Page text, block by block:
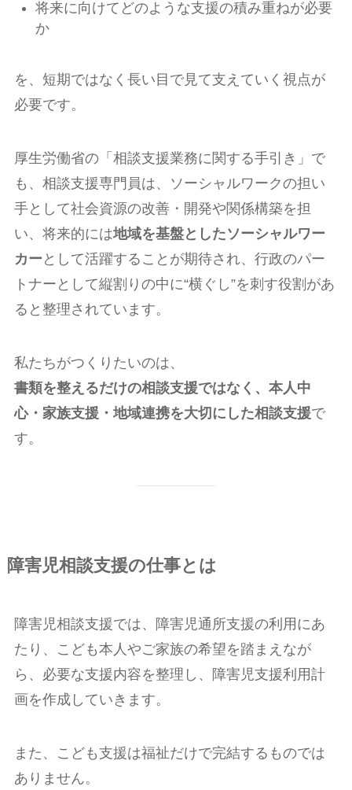
将来に向けてどのような支援の積み重ねが必要
か
を、短期ではなく長い目で見て支えていく視点が
必要です。
厚生労働省の「相談支援業務に関する手引き」で
も、相談支援専門員は、ソーシャルワークの担い
手として社会資源の改善・開発や関係構築を担
い、将来的には地域を基盤としたソーシャルワー
カー として活躍することが期待され、行政のパー
トナーとして縦割りの中に“横ぐし”を刺す役割があ
ると整理されています。
私たちがつくりたいのは、
書類を整えるだけの相談支援ではなく、本人中
心・家族支援・地域連携を大切にした相談支援で
す。
障害児相談支援の仕事とは
障害児相談支援では、障害児通所支援の利用にあ
たり、こども本人やご家族の希望を踏まえなが
ら、必要な支援内容を整理し、障害児支援利用計
画を作成していきます。
また、こども支援は福祉だけで完結するものでは
ありません。